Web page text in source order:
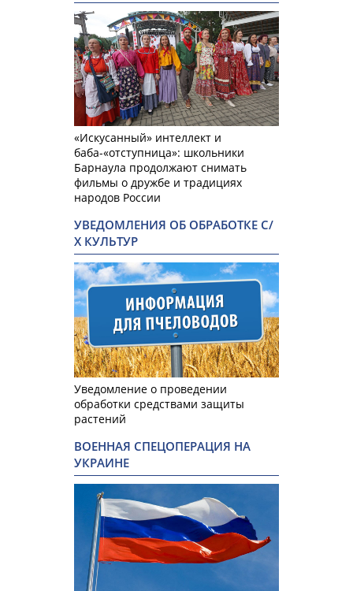
«Искусанный» интеллект и
баба-«отступница»: школьники
Барнаула продолжают снимать
фильмы о дружбе и традициях
народов России
УВЕДОМЛЕНИЯ ОБ ОБРАБОТКЕ С/
Х КУЛЬТУР
Уведомление о проведении
обработки средствами защиты
растений
ВОЕННАЯ СПЕЦОПЕРАЦИЯ НА
УКРАИНЕ